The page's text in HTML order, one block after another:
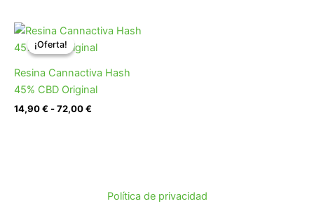
¡Oferta!
¡Oferta!
Resina Cannactiva Hash
45% CBD Original
14,90€-72,00€
Rango
precios:
14,90 €
hasta
Política de privacidad